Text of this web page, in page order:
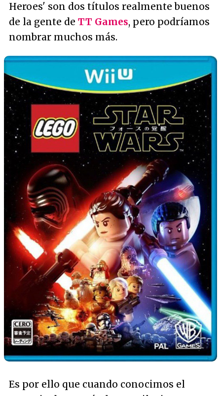
Heroes' son dos títulos realmente buenos
de la gente de TT Games, pero podríamos
nombrar muchos más.
Es por ello que cuando conocimos el